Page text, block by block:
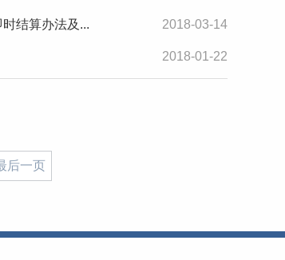
2018-03-14
结算办法及...
2018-01-22
后一页